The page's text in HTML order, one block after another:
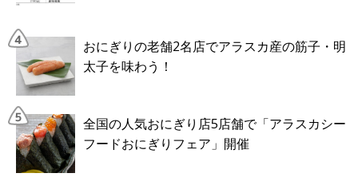
おにぎりの老舗2名店でアラスカ産の筋子・明
太子を味わう！
全国の人気おにぎり店5店舗で「アラスカシー
フードおにぎりフェア」開催